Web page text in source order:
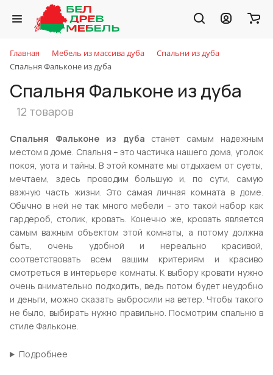
Главная Мебель из массива дуба
Спальни из дуба
Спальня Фальконе из дуба
Спальня Фальконе из дуба
12 товаров
Спальня Фальконе из дуба станет самым надежным
местом в доме. Спальня – это частичка нашего дома, уголок
покоя, уюта и тайны. В этой комнате мы отдыхаем от суеты,
мечтаем, здесь проводим большую и, по сути, самую
важную часть жизни. Это самая личная комната в доме.
Обычно в ней не так много мебели – это такой набор как
гардероб, столик, кровать. Конечно же, кровать является
самым важным объектом этой комнаты, а потому должна
быть, очень удобной и нереально красивой,
соответствовать всем вашим критериям и красиво
смотреться в интерьере комнаты. К выбору кровати нужно
очень внимательно подходить, ведь потом будет неудобно
и деньги, можно сказать выбросили на ветер. Чтобы такого
не было, выбирать нужно правильно. Посмотрим спальню в
стиле Фальконе.
Подробнее